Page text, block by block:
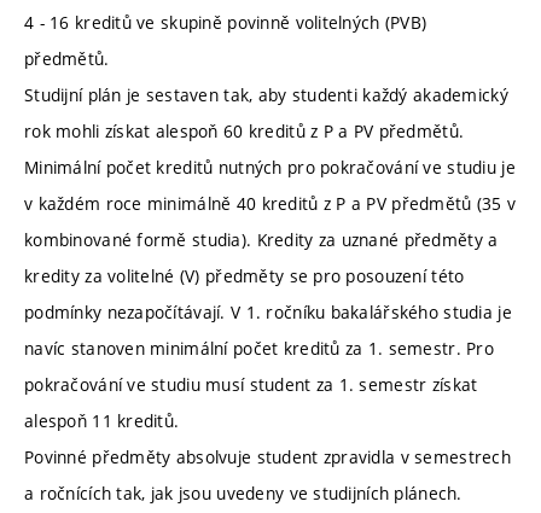
4 - 16 kreditů ve skupině povinně volitelných (PVB)
předmětů.
Studijní plán je sestaven tak, aby studenti každý akademický
rok mohli získat alespoň 60 kreditů z P a PV předmětů.
Minimální počet kreditů nutných pro pokračování ve studiu je
v každém roce minimálně 40 kreditů z P a PV předmětů (35 v
kombinované formě studia). Kredity za uznané předměty a
kredity za volitelné (V) předměty se pro posouzení této
podmínky nezapočítávají. V 1. ročníku bakalářského studia je
navíc stanoven minimální počet kreditů za 1. semestr. Pro
pokračování ve studiu musí student za 1. semestr získat
alespoň 11 kreditů.
Povinné předměty absolvuje student zpravidla v semestrech
a ročnících tak, jak jsou uvedeny ve studijních plánech.